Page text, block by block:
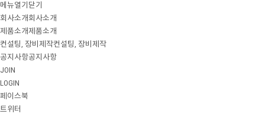
메뉴열기 닫기
회사소개 회사소개
제품소개제품소개
컨설팅, 장비제작컨설팅, 장비제작
공지사항공지사항
JOIN
LOGIN
페이스북
트위터